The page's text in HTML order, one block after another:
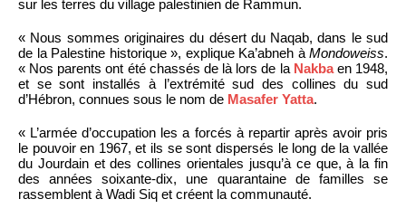
sur les terres du village palestinien de Rammun.
« Nous sommes originaires du désert du Naqab, dans le sud
de la Palestine historique », explique Ka’abneh à Mondoweiss.
« Nos parents ont été chassés de là lors de la Nakbaen 1948,
et se sont installés à l’extrémité sud des collines du sud
d’Hébron, connues sous le nom de Masafer Yatta.
« L’armée d’occupation les a forcés à repartir après avoir pris
le pouvoir en 1967, et ils se sont dispersés le long de la vallée
du Jourdain et des collines orientales jusqu’à ce que, à la fin
des années soixante-dix, une quarantaine de familles se
rassemblent à Wadi Siq et créent la communauté.